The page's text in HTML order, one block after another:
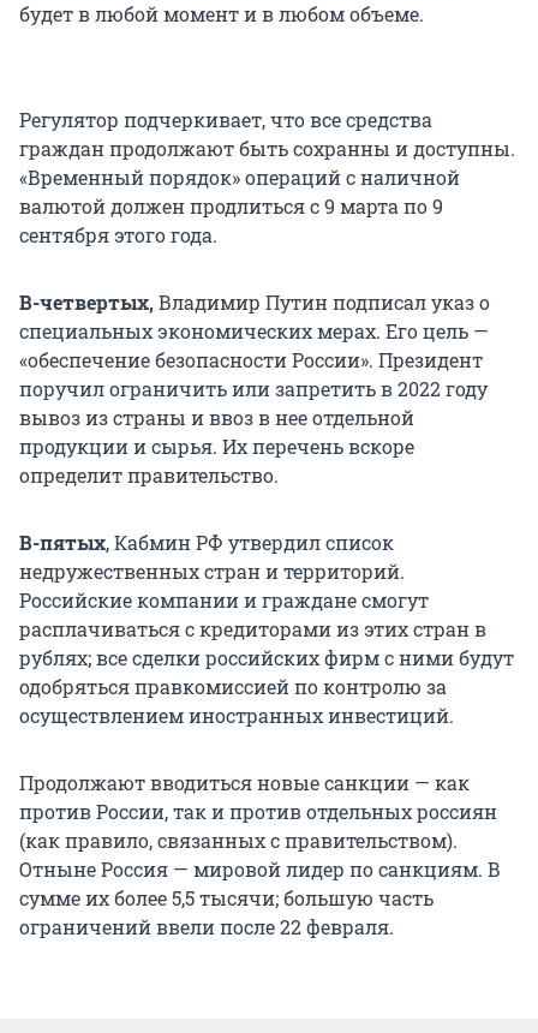
будет в любой момент и в любом объеме.
Регулятор подчеркивает, что все средства
граждан продолжают быть сохранны и доступны.
«Временный порядок» операций с наличной
валютой должен продлиться с 9 марта по 9
сентября этого года.
В-четвертых,Владимир Путин подписал указ о
специальных экономических мерах. Его цель —
«обеспечение безопасности России». Президент
поручил ограничить или запретить в 2022 году
вывоз из страны и ввоз в нее отдельной
продукции и сырья. Их перечень вскоре
определит правительство.
В-пятых, Кабмин РФ утвердил список
недружественных стран и территорий.
Российские компании и граждане смогут
расплачиваться с кредиторами из этих стран в
рублях; все сделки российских фирм с ними будут
одобряться правкомиссией по контролю за
осуществлением иностранных инвестиций.
Продолжают вводиться новые санкции — как
против России, так и против отдельных россиян
(как правило, связанных с правительством).
Отныне Россия — мировой лидер по санкциям. В
сумме их более 5,5 тысячи; большую часть
ограничений ввели после 22 февраля.